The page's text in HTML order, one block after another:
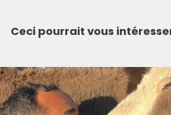
Ceci pourrait vous